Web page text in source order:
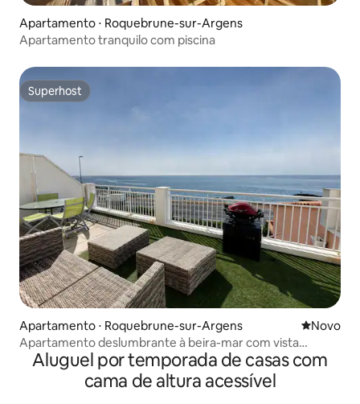
Apartamento ⋅ Roquebrune-sur-Argens
Apartamento tranquilo com piscina
Superhost
Superhost
Apartamento ⋅ Roquebrune-sur-Argens Novo
Novo
Apartamento deslumbrante à beira-mar com vista
panorâmica para o mar
Aluguel por temporada de casas com
cama de altura acessível